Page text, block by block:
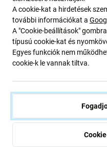
Going Green
csökkentése érdekében.
A cookie-kat a hirdetések
további információkat a
A "Cookie-beállítások"
típusú cookie-kat és
Egyes funkciók nem
cookie-k le vannak tiltva.